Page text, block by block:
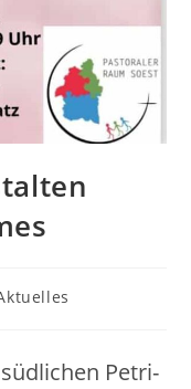
Petri-